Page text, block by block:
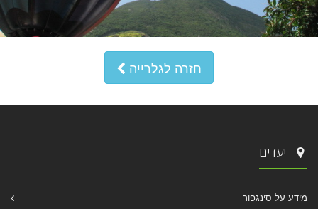
חזרה לגלרייה
יעדים
מידע על סינגפור